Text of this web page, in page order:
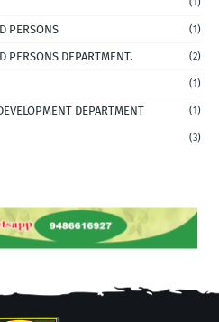
PERSONS (1)
PERSONS DEPARTMENT. (2)
(1)
DEPARTMENT (1)
(3)